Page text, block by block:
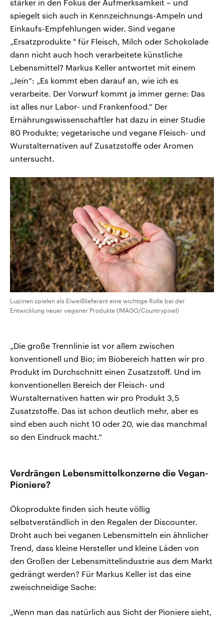
stärker in den Fokus der Aufmerksamkeit – und
spiegelt sich auch in Kennzeichnungs-Ampeln und
Einkaufs-Empfehlungen wider. Sind vegane
„Ersatzprodukte " für Fleisch, Milch oder Schokolade
dann nicht auch hoch verarbeitete künstliche
Lebensmittel? Markus Keller antwortet mit einem
„Jein“: „Es kommt eben darauf an, wie ich es
verarbeite. Der Vorwurf kommt ja immer gerne: Das
ist alles nur Labor- und Frankenfood.“ Der
Ernährungswissenschaftler hat dazu in einer Studie
80 Produkte; vegetarische und vegane Fleisch- und
Wurstalternativen auf Zusatzstoffe oder Aromen
untersucht.
Lupinen spielen als Eiweißlieferant eine wichtige Rolle bei der
Entwicklung neuer veganer Produkte (IMAGO/Countrypixel)
„Die große Trennlinie ist vor allem zwischen
konventionell und Bio; im Biobereich hatten wir pro
Produkt im Durchschnitt einen Zusatzstoff. Und im
konventionellen Bereich der Fleisch- und
Wurstalternativen hatten wir pro Produkt 3,5
Zusatzstoffe. Das ist schon deutlich mehr, aber es
sind eben auch nicht 10 oder 20, wie das manchmal
so den Eindruck macht.“
Verdrängen Lebensmittelkonzerne die Vegan-
Pioniere?
Ökoprodukte finden sich heute völlig
selbstverständlich in den Regalen der Discounter.
Droht auch bei veganen Lebensmitteln ein ähnlicher
Trend, dass kleine Hersteller und kleine Läden von
den Großen der Lebensmittelindustrie aus dem Markt
gedrängt werden? Für Markus Keller ist das eine
zweischneidige Sache:
„Wenn man das natürlich aus Sicht der Pioniere sieht,